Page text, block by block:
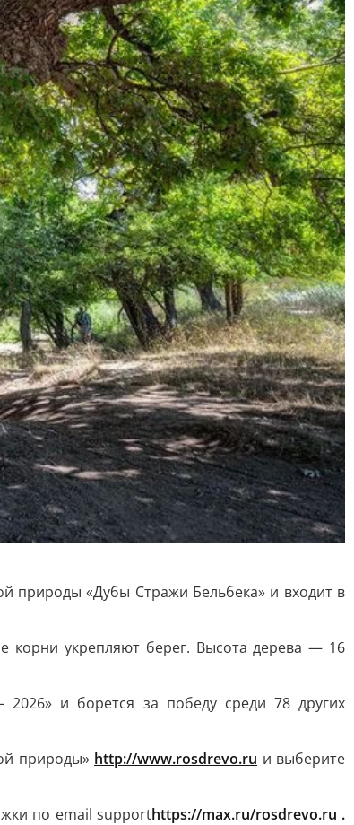
природы «Дубы Стражи Бельбека» и входит в
корни укрепляют берег. Высота дерева — 16
2026» и борется за победу среди 78 других
природы» http://www.rosdrevo.ru и выберите
по email supporthttps://max.ru/rosdrevo.ru .